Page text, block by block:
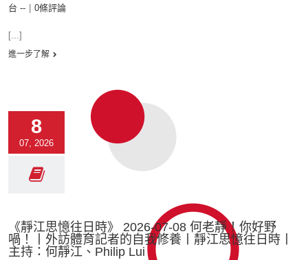
台 --
0條評論
[...]
進一步了解
8
07, 2026
《靜江思憶往日時》 2026-07-08 何老靜！你好野
喎！丨外訪體育記者的自我修養丨靜江思憶往日時丨
主持：何靜江、Philip Lui